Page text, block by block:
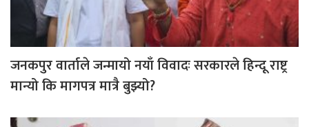
जनकपुर वार्ताले जन्मायो नयाँ विवादः सरकारले हिन्दू राष्ट्र
मान्यो कि मागपत्र मात्रै बुझ्यो?